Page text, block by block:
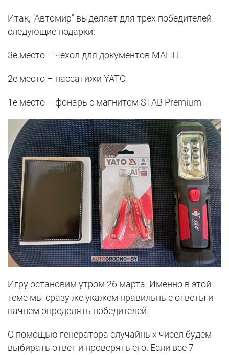
Итак, "Автомир" выделяет для трех победителей
следующие подарки:
3е место – чехол для документов MAHLE
2е место – пассатижи YATO
1е место – фонарь с магнитом STAB Premium
Игру остановим утром 26 марта. Именно в этой
теме мы сразу же укажем правильные ответы и
начнем определять победителей.
С помощью генератора случайных чисел будем
выбирать ответ и проверять его. Если все 7